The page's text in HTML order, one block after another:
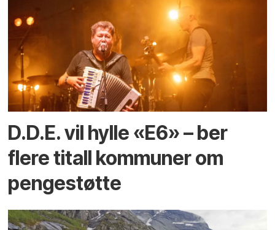
D.D.E. vil hylle «E6» – ber
flere titall kommuner om
pengestøtte